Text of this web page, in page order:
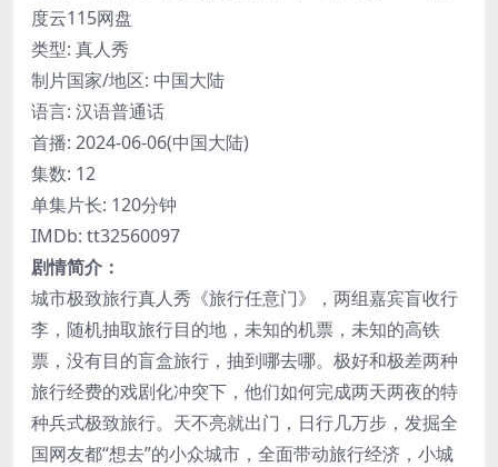
度云115网盘
类型: 真人秀
制片国家/地区: 中国大陆
语言: 汉语普通话
首播: 2024-06-06(中国大陆)
集数: 12
单集片长: 120分钟
IMDb: tt32560097
剧情简介：
城市极致旅行真人秀《旅行任意门》，两组嘉宾盲收行
李，随机抽取旅行目的地，未知的机票，未知的高铁
票，没有目的盲盒旅行，抽到哪去哪。极好和极差两种
旅行经费的戏剧化冲突下，他们如何完成两天两夜的特
种兵式极致旅行。天不亮就出门，日行几万步，发掘全
国网友都“想去”的小众城市，全面带动旅行经济，小城